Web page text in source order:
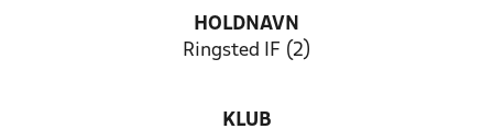
HOLDNAVN
Ringsted IF (2)
KLUB